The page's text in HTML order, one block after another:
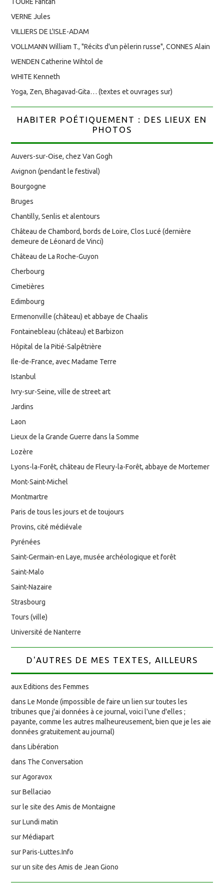
TOURÉ Fantah
VERNE Jules
VILLIERS DE L'ISLE-ADAM
VOLLMANN William T., "Récits d'un pèlerin russe", CONNES Alain
WENDEN Catherine Wihtol de
WHITE Kenneth
Yoga, Zen, Bhagavad-Gita… (textes et ouvrages sur)
HABITER POÉTIQUEMENT : DES LIEUX EN
PHOTOS
Auvers-sur-Oise, chez Van Gogh
Avignon (pendant le festival)
Bourgogne
Bruges
Chantilly, Senlis et alentours
Château de Chambord, bords de Loire, Clos Lucé (dernière
demeure de Léonard de Vinci)
Château de La Roche-Guyon
Cherbourg
Cimetières
Edimbourg
Ermenonville (château) et abbaye de Chaalis
Fontainebleau (château) et Barbizon
Hôpital de la Pitié-Salpêtrière
Ile-de-France, avec Madame Terre
Istanbul
Ivry-sur-Seine, ville de street art
Jardins
Laon
Lieux de la Grande Guerre dans la Somme
Lozère
Lyons-la-Forêt, château de Fleury-la-Forêt, abbaye de Mortemer
Mont-Saint-Michel
Montmartre
Paris de tous les jours et de toujours
Provins, cité médiévale
Pyrénées
Saint-Germain-en Laye, musée archéologique et forêt
Saint-Malo
Saint-Nazaire
Strasbourg
Tours (ville)
Université de Nanterre
D'AUTRES DE MES TEXTES, AILLEURS
aux Editions des Femmes
dans Le Monde (impossible de faire un lien sur toutes les
tribunes que j'ai données à ce journal, voici l'une d'elles ;
payante, comme les autres malheureusement, bien que je les aie
données gratuitement au journal)
dans Libération
dans The Conversation
sur Agoravox
sur Bellaciao
sur le site des Amis de Montaigne
sur Lundi matin
sur Médiapart
sur Paris-Luttes.Info
sur un site des Amis de Jean Giono